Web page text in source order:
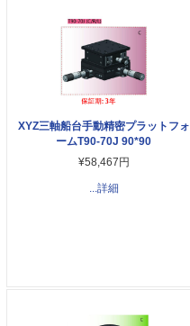
XYZ三軸船台手動精密プラットフォ
ームT90-70J 90*90
¥58,467円
...詳細